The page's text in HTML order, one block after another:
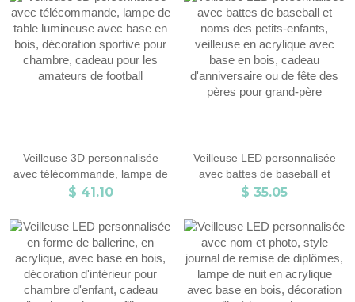
d'anniversaire pour
enfants/garçons/filles
Veilleuse 3D personnalisée
avec télécommande, lampe de
table lumineuse avec base en
chambre, cadeau pour les
amateurs de football
$ 41.10
Veilleuse LED personnalisée
avec battes de baseball et
noms des petits-enfants,
base en bois, cadeau
d'anniversaire ou de fête des
pères pour grand-père
$ 35.05